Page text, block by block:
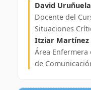
David
Docente del
Situaciones
Itziar Martínez
Área Enfermera
de